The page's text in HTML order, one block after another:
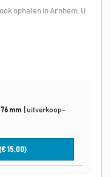
ophalen in Arnhem. U
mm
uitverkoop-
15,00)